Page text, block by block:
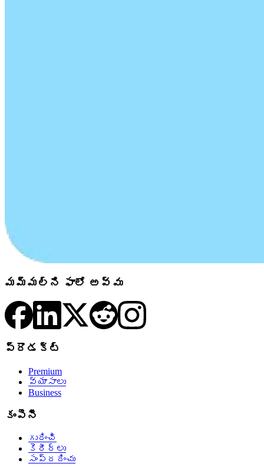
మమ్మల్ని ఫాలో అవ్వు
ప్రొడక్ట్
Premium
వ్యాసాలు
Business
కంపెనీ
గురించి
కెరీర్లు
సంప్రదించు